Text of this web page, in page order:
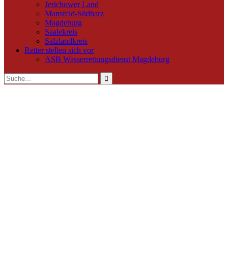
Jerichower Land
Mansfeld-Südharz
Magdeburg
Saalekreis
Salzlandkreis
Retter stellen sich vor
ASB Wasserrettungsdienst Magdeburg